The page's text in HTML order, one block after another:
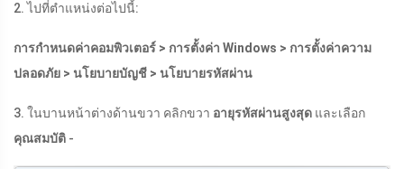
2. ไปที่ตำแหน่งต่อไปนี้:
การกำหนดค่าคอมพิวเตอร์ > การตั้งค่า Windows > การตั้งค่าความ
ปลอดภัย > นโยบายบัญชี > นโยบายรหัสผ่าน
3. ในบานหน้าต่างด้านขวา คลิกขวา อายุรหัสผ่านสูงสุด และเลือก
คุณสมบัติ -